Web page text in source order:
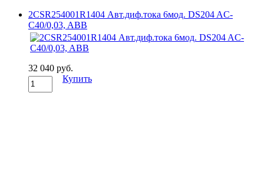
2CSR254001R1404 Авт.диф.тока 6мод. DS204 AC-
C40/0,03, ABB
32 040 руб.
Купить